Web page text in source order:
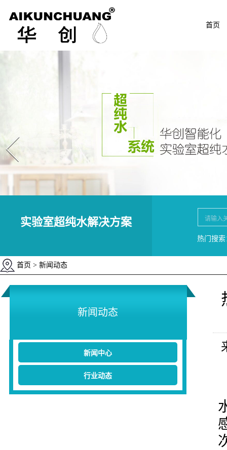
首页
实验室超纯水解决方案
热门搜
首页 > 新闻动态
新闻动态
新闻中心
行业动态